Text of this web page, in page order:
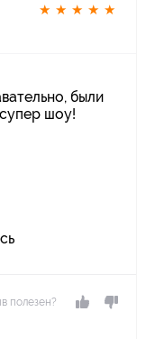
★ ★ ★ ★ ★
были
шоу!
полезен?